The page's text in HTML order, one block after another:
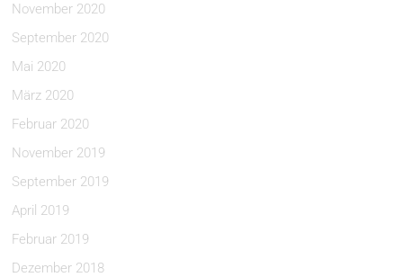
November 2020
September 2020
Mai 2020
März 2020
Februar 2020
November 2019
September 2019
April 2019
Februar 2019
Dezember 2018